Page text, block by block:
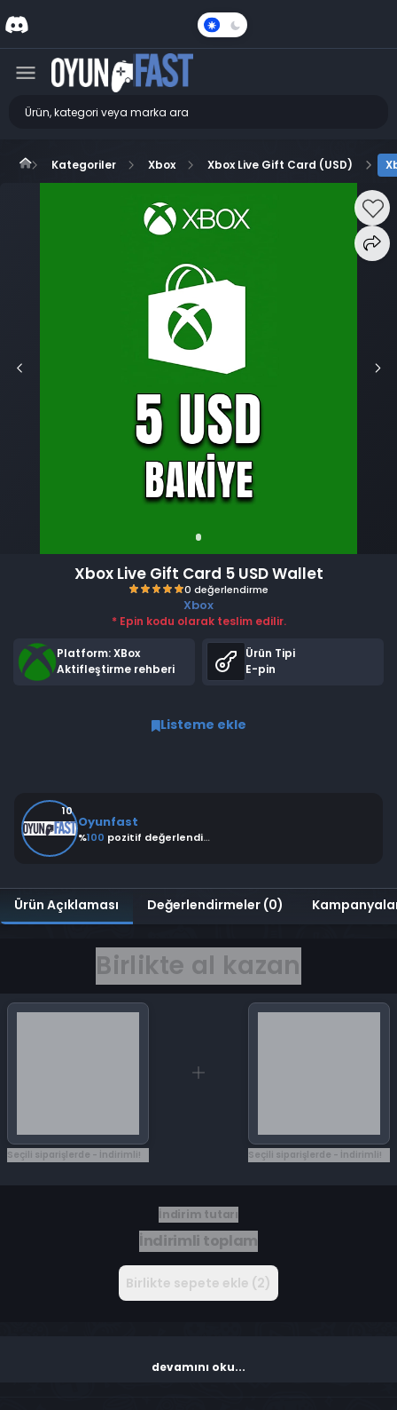
Karanlık
Kategoriler Xbox Xbox Live Gift Card (USD)
Xbox Live Gift Card 5 USD Wallet
Xbox
* Epin kodu olarak teslim edilir.
Platform: XBox
Aktifleştirme rehberi
Ürün Tipi
E-pin
Listeme ekle
10
Oyunfast
%100 pozitif değerlendirme
Ürün Açıklaması Değerlendirmeler (0)
Birlikte al kazan
Seçili siparişlerde - İndirimli! Seçili siparişlerde - İndirimli!
İndirim tutarı
İndirimli toplam
Birlikte sepete ekle (2)
devamını oku...